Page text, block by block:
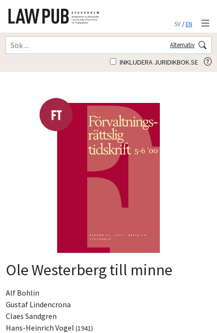
SV/EN
Alternativ
INKLUDERA JURIDIKBOK.SE
Ole Westerberg till minne
Alf Bohlin
Gustaf Lindencrona
Claes Sandgren
Hans-Heinrich Vogel (1941)